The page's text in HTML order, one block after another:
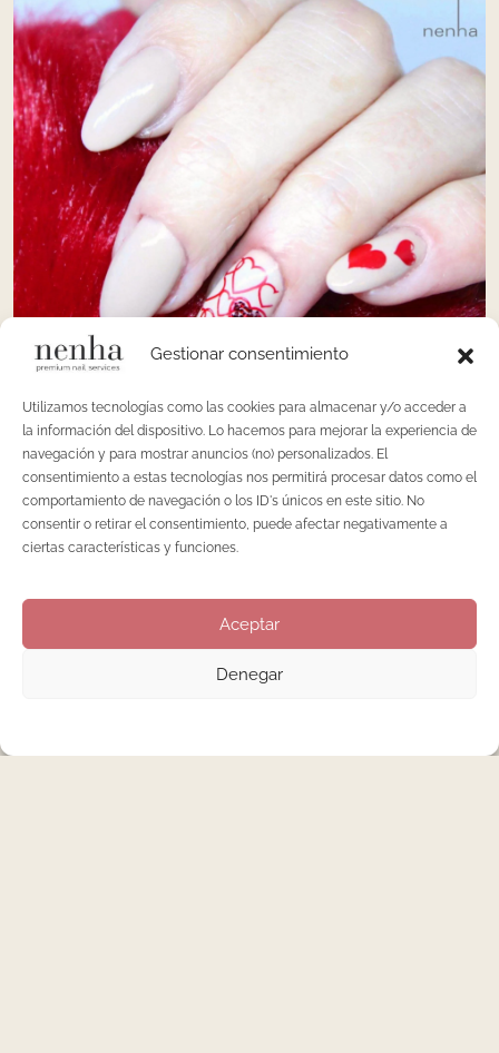
Gestionar consentimiento
Utilizamos tecnologías como las cookies para almacenar y/o acceder a
la información del dispositivo. Lo hacemos para mejorar la experiencia de
navegación y para mostrar anuncios (no) personalizados. El
consentimiento a estas tecnologías nos permitirá procesar datos como el
comportamiento de navegación o los ID's únicos en este sitio. No
consentir o retirar el consentimiento, puede afectar negativamente a
ciertas características y funciones.
Aceptar
Denegar
Algún tono nude combinado con rojo para vestir de
elegancia cualquier ocasión y no equivocarse nunca.